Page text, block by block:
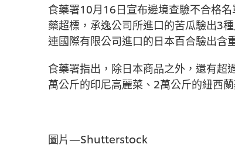
食藥署10月16日宣布邊境查驗不合格
藥超標，承逸公司所進口的苦瓜驗出3
連國際有限公司進口的日本百合驗出含
食藥署指出，除日本商品之外，還有
萬公斤的印尼高麗菜、2萬公斤的紐西
圖片—Shutterstock